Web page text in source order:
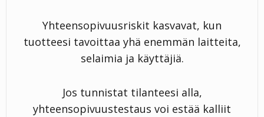
Yhteensopivuusriskit kasvavat, kun
tuotteesi tavoittaa yhä enemmän laitteita,
selaimia ja käyttäjiä.
Jos tunnistat tilanteesi alla,
yhteensopivuustestaus voi estää kalliit